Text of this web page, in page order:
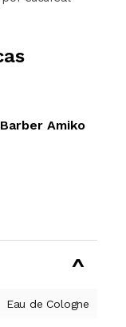
Amiko
Eau de Cologne